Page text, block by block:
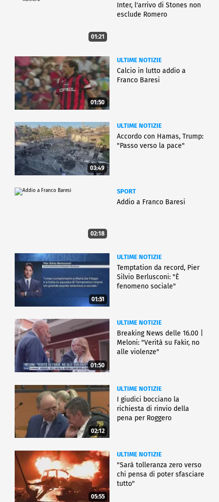
01:21
Inter, l'arrivo di Stones non
esclude Romero
01:50
ULTIME NOTIZIE
Calcio in lutto addio a
Franco Baresi
03:49
ULTIME NOTIZIE
Accordo con Hamas, Trump:
"Passo verso la pace"
02:18
SPORT
Addio a Franco Baresi
01:51
ULTIME NOTIZIE
Temptation da record, Pier
Silvio Berlusconi: "È
fenomeno sociale"
01:50
ULTIME NOTIZIE
Breaking News delle 16.00 |
Meloni: "Verità su Fakir, no
alle violenze"
02:12
ULTIME NOTIZIE
I giudici bocciano la
richiesta di rinvio della
pena per Roggero
05:55
ULTIME NOTIZIE
"Sarà tolleranza zero verso
chi pensa di poter sfasciare
tutto"